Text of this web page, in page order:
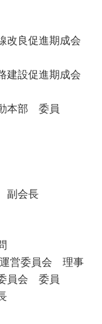
改良促進期成会
建設促進期成会
本部 委員
副会長
営委員会 理事
員会 委員